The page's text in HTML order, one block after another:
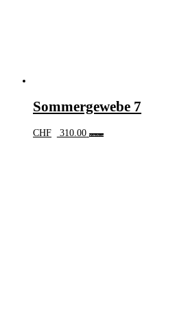
Sommergewebe 7
CHF 310.00 Weiterlesen